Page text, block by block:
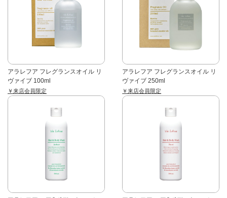
アラレフア フレグランスオイル リ
ヴァイブ 100ml
￥来店会員限定
アラレフア フレグランスオイル リ
ヴァイブ 250ml
￥来店会員限定